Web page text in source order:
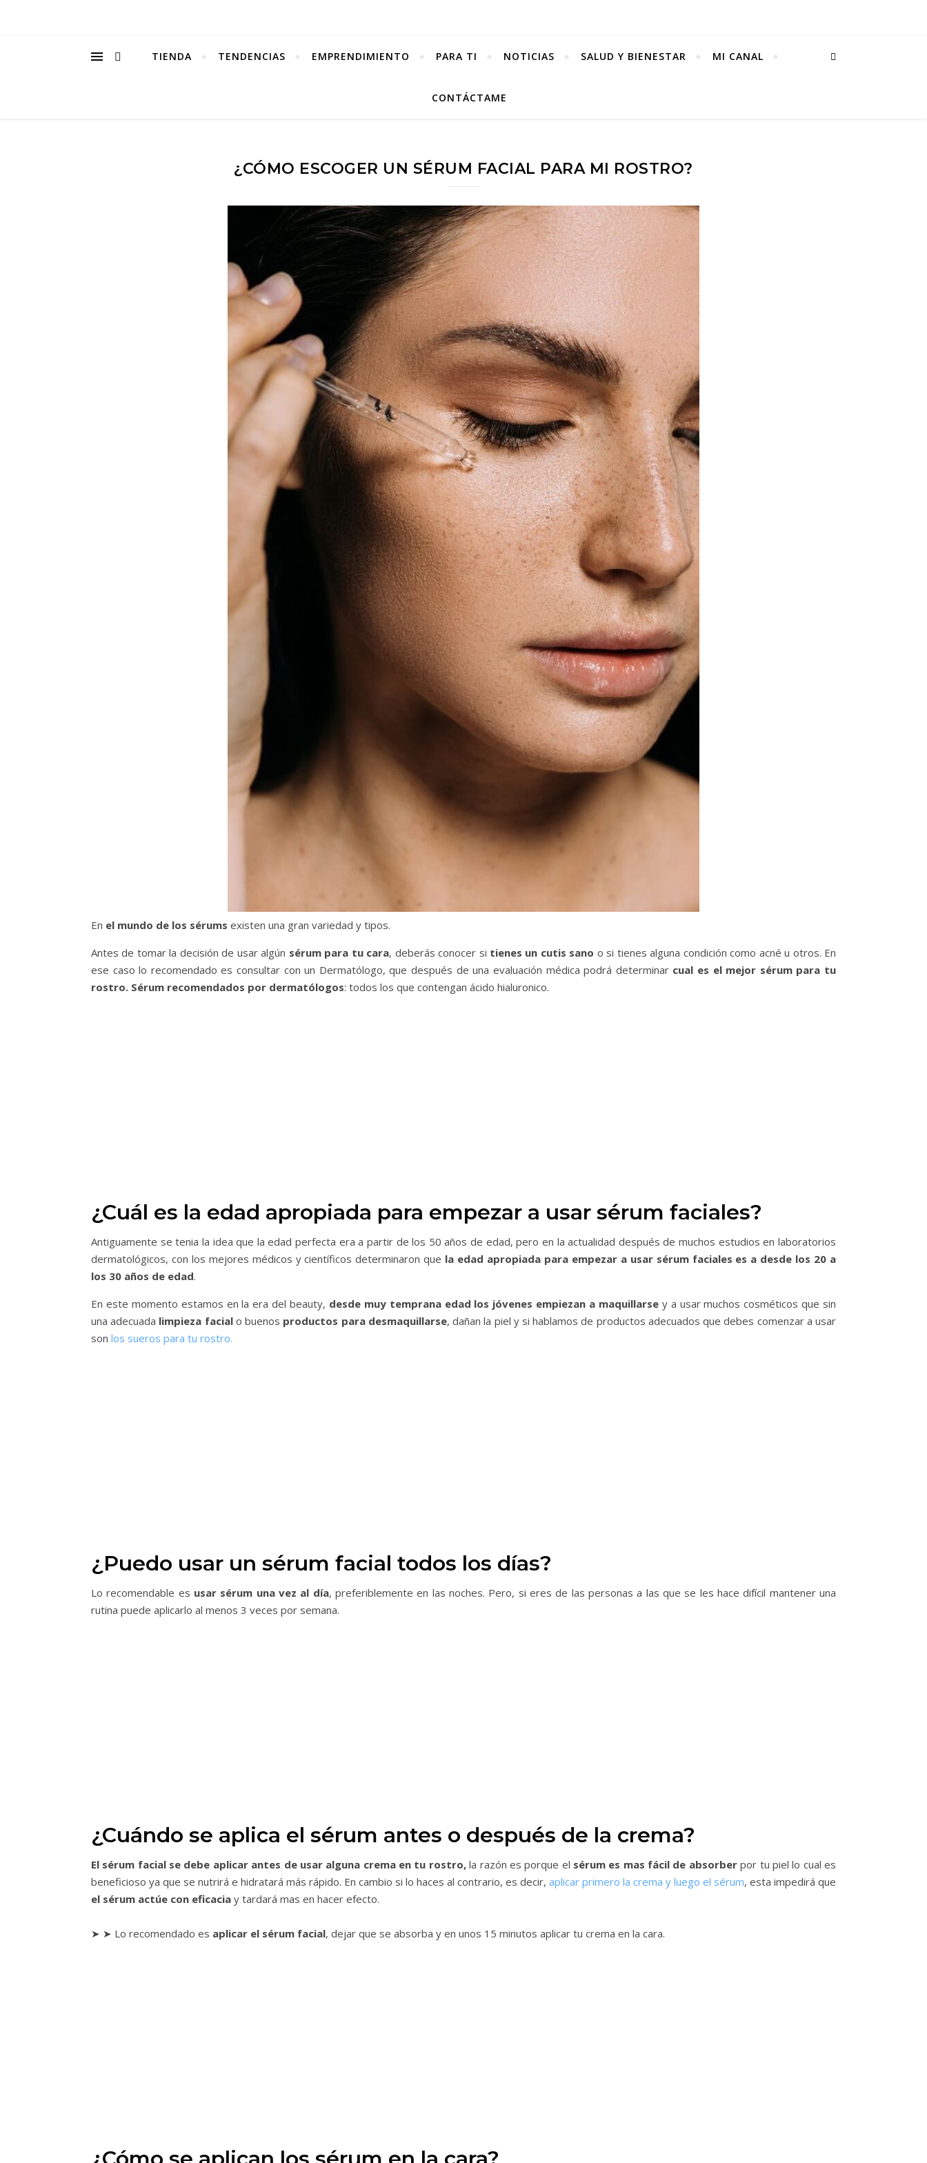
TIENDA TENDENCIAS EMPRENDIMIENTO PARA TI NOTICIAS SALUD Y BIENESTAR MI CANAL
CONTÁCTAME
¿CÓMO ESCOGER UN SÉRUM FACIAL PARA MI ROSTRO?
En el mundo de los sérums existen una gran variedad y tipos.
Antes de tomar la decisión de usar algún sérum para tu cara, deberás conocer si tienes un cutis sano o si tienes alguna condición como acné u otros. En
ese caso lo recomendado es consultar con un Dermatólogo, que después de una evaluación médica podrá determinar cual es el mejor sérum para tu
rostro. Sérum recomendados por dermatólogos: todos los que contengan ácido hialuronico.
¿Cuál es la edad apropiada para empezar a usar sérum faciales?
Antiguamente se tenia la idea que la edad perfecta era a partir de los 50 años de edad, pero en la actualidad después de muchos estudios en laboratorios
dermatológicos, con los mejores médicos y científicos determinaron que la edad apropiada para empezar a usar sérum faciales es a desde los 20 a
los 30 años de edad.
En este momento estamos en la era del beauty, desde muy temprana edad los jóvenes empiezan a maquillarsey a usar muchos cosméticos que sin
una adecuada limpieza facialo buenos productos para desmaquillarse, dañan la piel y si hablamos de productos adecuados que debes comenzar a usar
son los sueros para tu rostro.
¿Puedo usar un sérum facial todos los días?
Lo recomendable es usar sérum una vez al día, preferiblemente en las noches. Pero, si eres de las personas a las que se les hace difícil mantener una
rutina puede aplicarlo al menos 3 veces por semana.
¿Cuándo se aplica el sérum antes o después de la crema?
El sérum facial se debe aplicar antes de usar alguna crema en tu rostro,la razón es porque el sérum es mas fácil de absorberpor tu piel lo cual es
beneficioso ya que se nutrirá e hidratará más rápido. En cambio si lo haces al contrario, es decir, aplicar primero la crema y luego el sérum, esta impedirá que
el sérum actúe con eficacia y tardará mas en hacer efecto.
➤ ➤ Lo recomendado es aplicar el sérum facial, dejar que se absorba y en unos 15 minutos aplicar tu crema en la cara.